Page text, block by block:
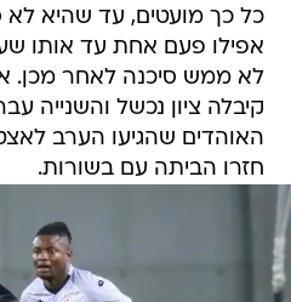
כל כך מועטים, עד שהיא לא
אפילו פעם אחת עד אותו
לא ממש סיכנה לאחר מכן.
קיבלה ציון נכשל והשנייה
האוהדים שהגיעו הערב
חזרו הביתה עם בשורות.